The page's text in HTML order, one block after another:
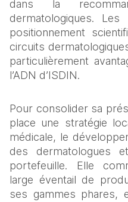
dans la
dermatologiques. Les
positionnement
circuits
particulièrement
l’ADN d’ISDIN.
Pour consolider sa
place une stratégie
médicale, le
des dermatologues
portefeuille. Elle
large éventail de
ses gammes phares,